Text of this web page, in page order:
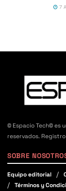
7
© Espacio Tech© es
reservados.
SOBRE
Equipo editorial
Términos y